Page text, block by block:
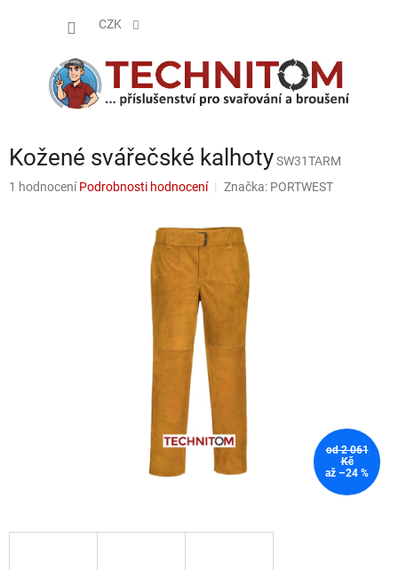
CZK
Kožené svářečské kalhotySW31TARM
Průměrné
1 hodnocení Podrobnosti hodnocení Značka: PORTWEST
od 2 061
Kč
až –24 %